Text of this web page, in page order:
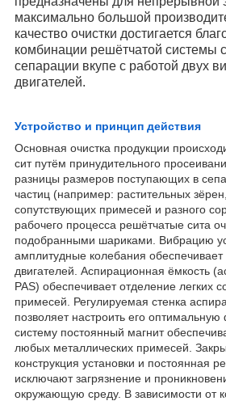
максимально большой
качество очистки достигается
комбинации решётчатой системы
сепарации вкупе с работой двух
двигателей.
Устройство и принцип действия
Основная очистка продукции
сит путём принудительного
разницы размеров поступающих в
частиц (например: растительных
сопутствующих примесей и разного
рабочего процесса решётчатые сита
подобранными шариками. Вибрацию
амплитудные колебания
двигателей. Аспирационная ёмкость
PAS) обеспечивает отделение легких
примесей. Регулируемая стенка
позволяет настроить его
систему постоянный магнит
любых металлических примесей.
конструкция установки и постоянная
исключают загрязнение и
окружающую среду. В зависимости от